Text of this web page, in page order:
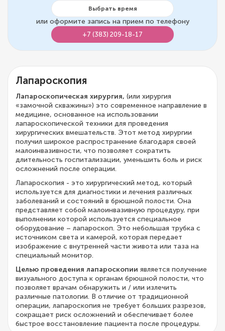
Выбрать время
или оформите запись на прием по телефону
+7 (383) 209-18-17
Лапароскопия
Лапароскопическая хирургия, (или хирургия
«замочной скважины») это современное направление в
медицине, основанное на использовании
лапароскопической техники для проведения
хирургических вмешательств. Этот метод хирургии
получил широкое распространение благодаря своей
малоинвазивности, что позволяет сократить
длительность госпитализации, уменьшить боль и риск
осложнений после операции.
Лапароскопия - это хирургический метод, который
используется для диагностики и лечения различных
заболеваний и состояний в брюшной полости. Она
представляет собой малоинвазивную процедуру, при
выполнении которой используется специальное
оборудование – лапароскоп. Это небольшая трубка с
источником света и камерой, которая передает
изображение с внутренней части живота или таза на
специальный монитор.
Целью проведения лапароскопии является получение
визуального доступа к органам брюшной полости, что
позволяет врачам обнаружить и / или излечить
различные патологии. В отличие от традиционной
операции, лапароскопия не требует больших разрезов,
сокращает риск осложнений и обеспечивает более
быстрое восстановление пациента после процедуры.